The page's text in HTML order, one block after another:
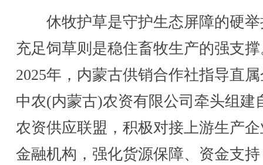
休牧护草是守护生态屏障的硬举
充足饲草则是稳住畜牧生产的强支
2025年，内蒙古供销合作社指导直
中农(内蒙古)农资有限公司牵头组建
农资供应联盟，积极对接上游生产
金融机构，强化货源保障、资金支